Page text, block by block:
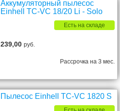
Аккумуляторный пылесос
Einhell TC-VC 18/20 Li - Solo
Есть на складе
239,00руб.
Рассрочка на 3 мес.
Пылесос Einhell TC-VC 1820 S